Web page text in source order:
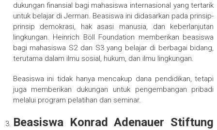
dukungan finansial bagi mahasiswa internasional yang tertarik
untuk belajar di Jerman. Beasiswa ini didasarkan pada prinsip-
prinsip demokrasi, hak asasi manusia, dan keberlanjutan
lingkungan. Heinrich Böll Foundation memberikan beasiswa
bagi mahasiswa S2 dan S3 yang belajar di berbagai bidang,
terutama dalam ilmu sosial, hukum, dan ilmu lingkungan.
Beasiswa ini tidak hanya mencakup dana pendidikan, tetapi
juga memberikan dukungan untuk pengembangan pribadi
melalui program pelatihan dan seminar.
Beasiswa Konrad Adenauer Stiftung